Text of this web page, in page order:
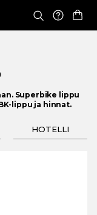
Superbike lippu
lippu ja hinnat.
HOTELLI